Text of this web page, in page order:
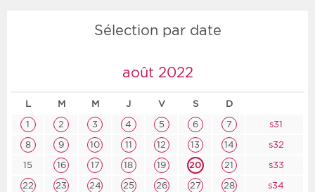
Sélection par date
août 2022
L M M J V S D
1 2 3 4 5 6 7
s31
8
9 10 11 12 13 14
s32
15
16 17 18 19 20 21
s33
22
23 24 25 26 27 28
s34